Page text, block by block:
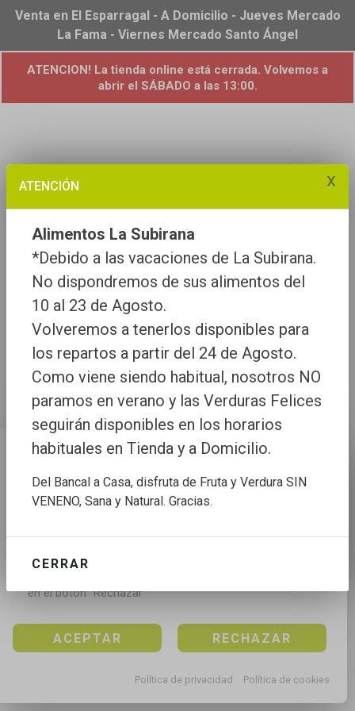
Configuración de cookies
Utilizamos cookies propias y de terceros para mejorar
nuestros servicios, para analizar el tráfico, para
análisis de la navegación.
Puedes aceptar todas las cookies pulsando en el
en el botón “Rechazar”
ACEPTAR RECHAZAR
Política de privacidad Política de cookies
ATENCIÓN x
Alimentos La Subirana
*Debido a las vacaciones de La Subirana.
No dispondremos de sus alimentos del
10 al 23 de Agosto.
Volveremos a tenerlos disponibles para
los repartos a partir del 24 de Agosto.
Como viene siendo habitual, nosotros NO
paramos en verano y las Verduras Felices
seguirán disponibles en los horarios
habituales en Tienda y a Domicilio.
Del Bancal a Casa, disfruta de Fruta y Verdura SIN
VENENO, Sana y Natural. Gracias.
CERRAR
Venta en El Esparragal - A Domicilio - Jueves Mercado
La Fama - Viernes Mercado Santo Ángel
ATENCION! La tienda online está cerrada. Volvemos a
abrir el SÁBADO a las 13:00.